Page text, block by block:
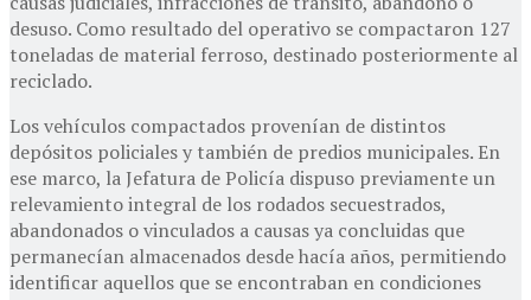
desuso. Como resultado del operativo se compactaron 127
toneladas de material ferroso, destinado posteriormente al
reciclado.
Los vehículos compactados provenían de distintos
depósitos policiales y también de predios municipales. En
ese marco, la Jefatura de Policía dispuso previamente un
relevamiento integral de los rodados secuestrados,
abandonados o vinculados a causas ya concluidas que
permanecían almacenados desde hacía años, permitiendo
identificar aquellos que se encontraban en condiciones